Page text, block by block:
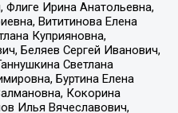
Ирина Анатольевна,
Вититинова Елена
Куприяновна,
Беляев Сергей Иванович,
Светлана
Буртина Елена
Кокорина
Илья Вячеславович,